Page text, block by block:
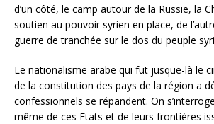
d’un côté, le camp autour de la Russie, la
soutien au pouvoir syrien en place, de
guerre de tranchée sur le dos du peuple
Le nationalisme arabe qui fut jusque-là le
de la constitution des pays de la région a
confessionnels se répandent. On
même de ces Etats et de leurs frontières